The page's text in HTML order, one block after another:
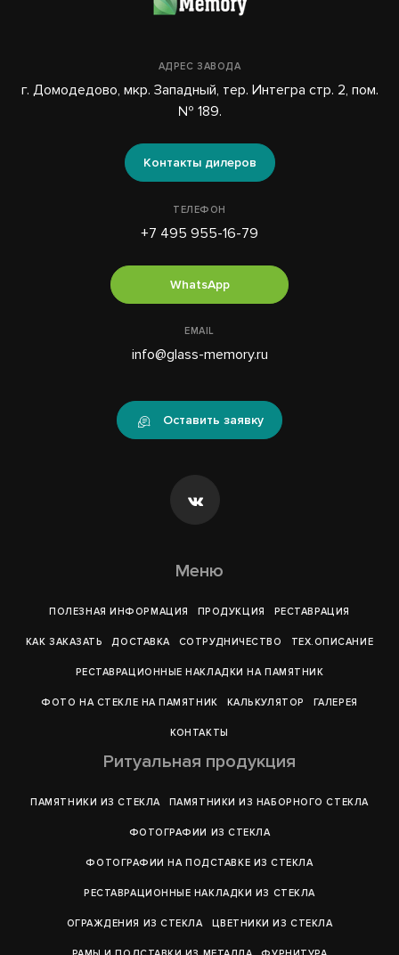
АДРЕС ЗАВОДА
г. Домодедово, мкр. Западный, тер. Интегра стр. 2, пом.
№ 189.
Контакты дилеров
ТЕЛЕФОН
+7 495 955-16-79
WhatsApp
EMAIL
info@glass-memory.ru
Оставить заявку
Меню
ПОЛЕЗНАЯ ИНФОРМАЦИЯ ПРОДУКЦИЯ РЕСТАВРАЦИЯ
КАК ЗАКАЗАТЬ ДОСТАВКА СОТРУДНИЧЕСТВО ТЕХ.ОПИСАНИЕ
РЕСТАВРАЦИОННЫЕ НАКЛАДКИ НА ПАМЯТНИК
ФОТО НА СТЕКЛЕ НА ПАМЯТНИК КАЛЬКУЛЯТОР ГАЛЕРEЯ
КОНТАКТЫ
Ритуальная продукция
ПАМЯТНИКИ ИЗ СТЕКЛА ПАМЯТНИКИ ИЗ НАБОРНОГО СТЕКЛА
ФОТОГРАФИИ ИЗ СТЕКЛА
ФОТОГРАФИИ НА ПОДСТАВКЕ ИЗ СТЕКЛА
РЕСТАВРАЦИОННЫЕ НАКЛАДКИ ИЗ СТЕКЛА
ОГРАЖДЕНИЯ ИЗ СТЕКЛА ЦВЕТНИКИ ИЗ СТЕКЛА